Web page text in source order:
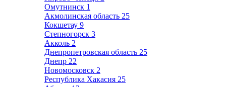
Омутнинск 1
Акмолинская область 25
Кокшетау 9
Степногорск 3
Акколь 2
Днепропетровская область 25
Днепр 22
Новомосковск 2
Республика Хакасия 25